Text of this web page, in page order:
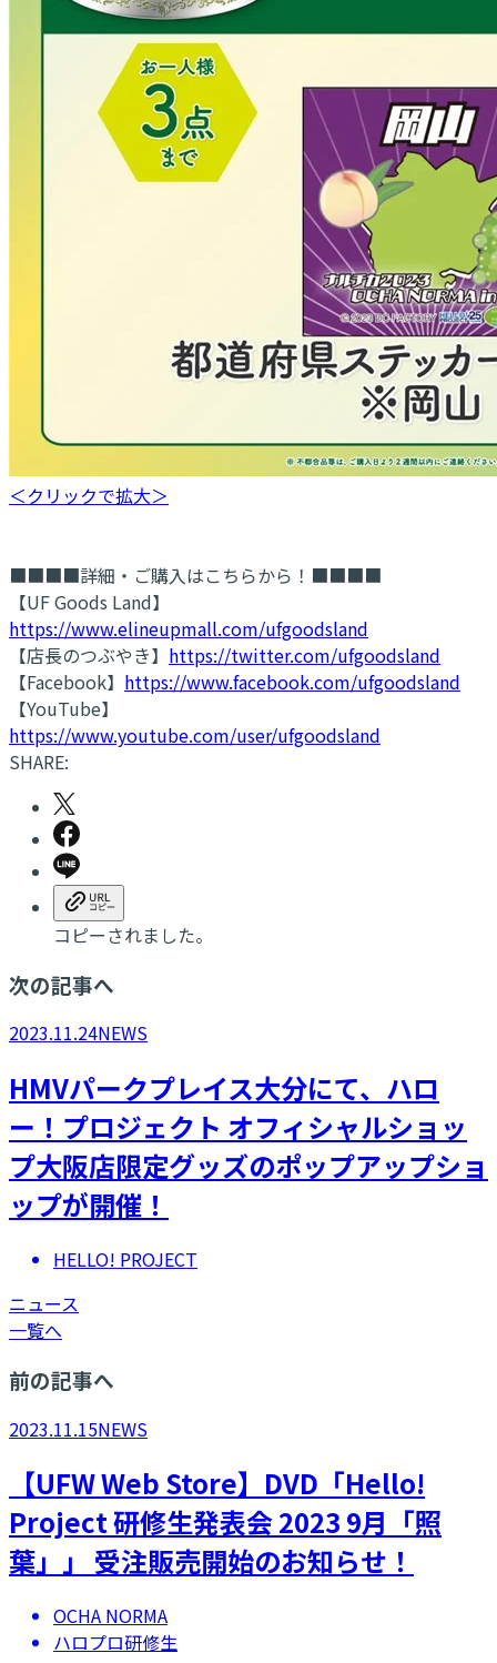
＜クリックで拡大＞
■■■■詳細・ご購入はこちらから！■■■■
【UF Goods Land】
https://www.elineupmall.com/ufgoodsland
【店長のつぶやき】 https://twitter.com/ufgoodsland
【Facebook】 https://www.facebook.com/ufgoodsland
【YouTube】
https://www.youtube.com/user/ufgoodsland
SHARE:
コピーされました。
次の記事へ
2023.11.24NEWS
HMVパークプレイス大分にて、ハロ
ー！プロジェクト オフィシャルショッ
プ大阪店限定グッズのポップアップショ
ップが開催！
HELLO! PROJECT
ニュース
一覧へ
前の記事へ
2023.11.15NEWS
​【UFW Web Store】DVD「Hello!
Project 研修生発表会 2023 9月「照
葉」」 受注販売開始のお知らせ！
OCHA NORMA
ハロプロ研修生